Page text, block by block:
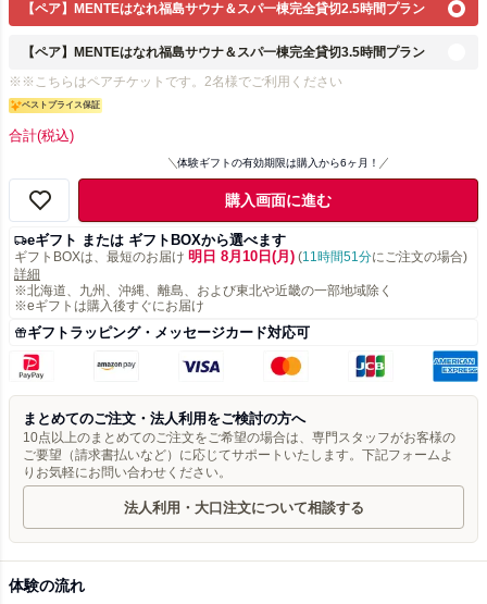
【ペア】MENTEはなれ福島サウナ＆スパ一棟完全貸切2.5時間プラン
【ペア】MENTEはなれ福島サウナ＆スパ一棟完全貸切3.5時間プラン
※※こちらはペアチケットです。2名様でご利用ください
ベストプライス保証
合計(税込)
体験ギフトの有効期限は購入から6ヶ月！
購入画面に進む
eギフト または ギフトBOXから選べます
ギフトBOXは、最短のお届け 明日 8月10日(月) (11時間51分にご注文の場合)
詳細
※北海道、九州、沖縄、離島、および東北や近畿の一部地域除く
※eギフトは購入後すぐにお届け
ギフトラッピング・メッセージカード対応可
まとめてのご注文・法人利用をご検討の方へ
10点以上のまとめてのご注文をご希望の場合は、専門スタッフがお客様の
ご要望（請求書払いなど）に応じてサポートいたします。下記フォームよ
りお気軽にお問い合わせください。
法人利用・大口注文について相談する
体験の流れ